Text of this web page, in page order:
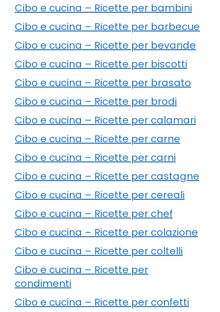
Cibo e cucina – Ricette per bambini
Cibo e cucina – Ricette per barbecue
Cibo e cucina – Ricette per bevande
Cibo e cucina – Ricette per biscotti
Cibo e cucina – Ricette per brasato
Cibo e cucina – Ricette per brodi
Cibo e cucina – Ricette per calamari
Cibo e cucina – Ricette per carne
Cibo e cucina – Ricette per carni
Cibo e cucina – Ricette per castagne
Cibo e cucina – Ricette per cereali
Cibo e cucina – Ricette per chef
Cibo e cucina – Ricette per colazione
Cibo e cucina – Ricette per coltelli
Cibo e cucina – Ricette per
condimenti
Cibo e cucina – Ricette per confetti